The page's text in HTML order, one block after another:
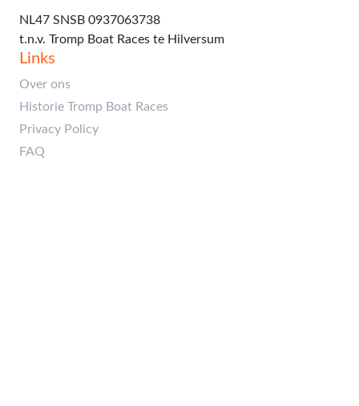
NL47 SNSB 0937063738
t.n.v. Tromp Boat Races te Hilversum
Links
Over ons
Historie Tromp Boat Races
Privacy Policy
FAQ